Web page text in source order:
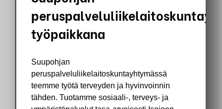
työpaikkana
Suupohjan
peruspalveluliikelaitoskuntayhtymässä
teemme työtä terveyden ja hyvinvoinnin
tähden. Tuotamme sosiaali-, terveys- ja